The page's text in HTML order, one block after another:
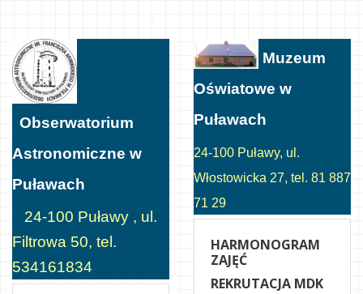
Obserwatorium
Astronomiczne w
Puławach
24-100 Puławy , ul.
Filtrowa 50, tel.
534161834
Muzeum
Oświatowe w
Puławach
24-100 Puławy, ul.
Włostowicka 27, tel. 81 887
71 29
HARMONOGRAM
ZAJĘĆ
REKRUTACJA MDK